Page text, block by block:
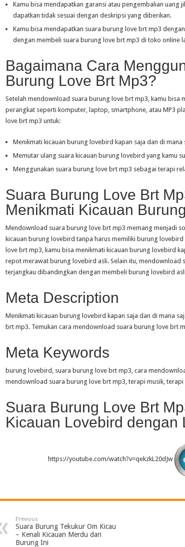
Kamu bisa mendapatkan garansi atau pengembalian uang
dapatkan tidak sesuai dengan deskripsi yang diberikan.
Kamu bisa mendapatkan suara burung love brt mp3
dengan membeli suara burung love brt mp3 di toko online
Bagaimana Cara
Burung Love Brt Mp3?
Setelah mendownload suara burung love brt mp3, kamu bisa
perangkat seperti komputer, laptop, smartphone, atau MP3
love brt mp3 untuk:
Menikmati kicauan burung lovebird kapan saja dan di mana
Memutar ulang suara kicauan burung lovebird yang kamu
Menggunakan suara burung love brt mp3 sebagai terapi
Suara Burung Love Brt
Menikmati Kicauan
Mendownload suara burung love brt mp3 memang menjadi
kicauan burung lovebird tanpa harus memiliki burung
love brt mp3, kamu bisa menikmati kicauan burung lovebird
repot merawat burung lovebird asli. Selain itu, mendownload
terjangkau dibandingkan dengan membeli burung lovebird
Meta Description
Menikmati kicauan burung lovebird kapan saja dan di mana
brt mp3. Temukan cara mendownload suara burung love brt
Meta Keywords
burung lovebird, suara burung love brt mp3, cara
mendownload suara burung love brt mp3, terapi musik, terapi
Suara Burung Love Brt
Kicauan Lovebird dengan
https://youtube.com/watch?v=qekzkL20dJw
Previous
Suara Burung Tekukur Om Kicau
– Kenali Kicauan Merdu dari
Burung Ini